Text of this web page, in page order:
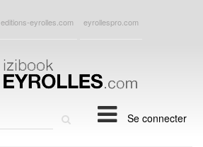
editions-eyrolles.com eyrollespro.com
Se connecter